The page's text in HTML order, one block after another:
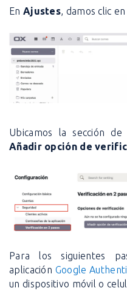
En Ajustes, damos clic
Ubicamos la sección de
Añadir opción de
Para los siguientes
aplicación Google
un dispositivo móvil o